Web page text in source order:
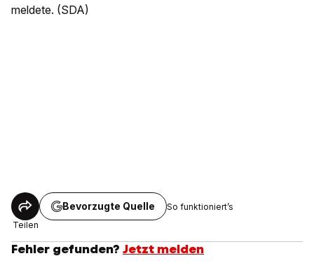
meldete. (SDA)
Teilen
Bevorzugte Quelle So funktioniert’s
Fehler gefunden? Jetzt melden